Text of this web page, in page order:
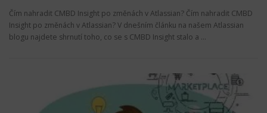
Čím nahradit CMBD Insight po změnách v Atlassian? Čím nahradit CMBD
Insight po změnách v Atlassian? V dnešním článku na našem Atlassian
blogu najdete shrnutí toho, co se s CMBD Insight stalo a …